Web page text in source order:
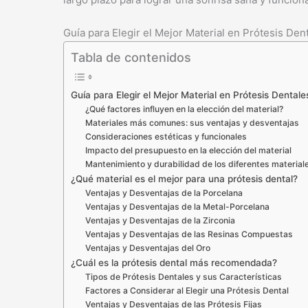
Guía para Elegir el Mejor Material en Prótesis
Tabla de contenidos
Guía para Elegir el Mejor Material en Prótesis
¿Qué factores influyen en la elección del material?
Materiales más comunes: sus ventajas y desventajas
Consideraciones estéticas y funcionales
Impacto del presupuesto en la elección del material
Mantenimiento y durabilidad de los diferentes
¿Qué material es el mejor para una prótesis dental?
Ventajas y Desventajas de la Porcelana
Ventajas y Desventajas de la Metal-Porcelana
Ventajas y Desventajas de la Zirconia
Ventajas y Desventajas de las Resinas Compuestas
Ventajas y Desventajas del Oro
¿Cuál es la prótesis dental más recomendada?
Tipos de Prótesis Dentales y sus Características
Factores a Considerar al Elegir una Prótesis Dental
Ventajas y Desventajas de las Prótesis Fijas